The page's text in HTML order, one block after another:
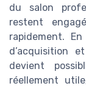
du salon
restent
rapidement.
d’acquisition
devient
réellement